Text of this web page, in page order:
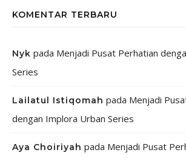
KOMENTAR TERBARU
Nyk pada Menjadi Pusat Perhatian
Series
Lailatul Istiqomah pada Menjadi
dengan Implora Urban Series
Aya Choiriyah pada Menjadi Pusat